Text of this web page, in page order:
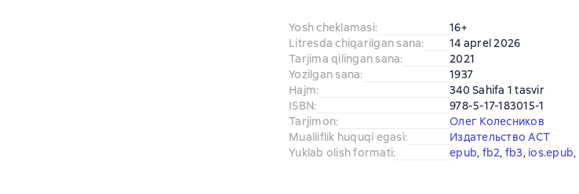
Yosh cheklamasi:
16+
Litresda chiqarilgan sana:
14 aprel 2026
Tarjima qilingan sana:
2021
Yozilgan sana:
1937
Hajm:
340 Sahifa 1 tasvir
ISBN:
978-5-17-183015-1
Tarjimon:
Олег Колесников
Mualliflik huquqi egasi:
Издательство АСТ
Yuklab olish formati: epub, fb2, fb3, ios.epub,